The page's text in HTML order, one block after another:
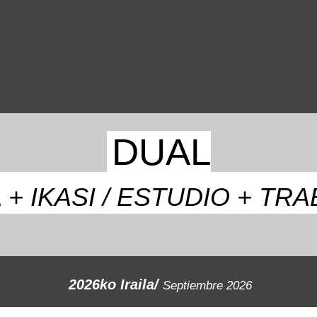
DUAL
+ IKASI / ESTUDIO +
2026ko Iraila/ Septiembre 2026